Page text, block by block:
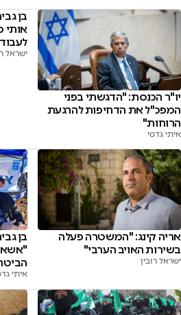
יו"ר הכנסת: "הדגשתי בפני
המפכ"ל את הדחיפות להרגעת
הרוחות"
איתי גדסי
בן
אותי
ישראל
אריה קינג: "המשטרה פעלה
בשירות האויב הערבי"
ישראל רובין
בן
איתי